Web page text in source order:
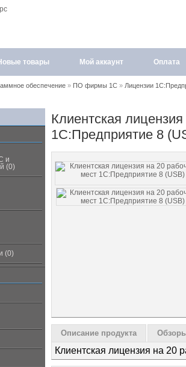
товары Мой аккаунт Оплата
обеспечение» ПО фирмы 1С» Лицензии
и
(0)
(0)
Клиентская
1С:Предприятие 8
Описание продукта
Клиентская лицензия на 20